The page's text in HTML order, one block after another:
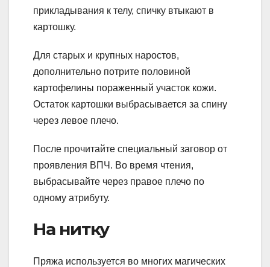
прикладывания к телу, спичку втыкают в
картошку.
Для старых и крупных наростов,
дополнительно потрите половиной
картофелины пораженный участок кожи.
Остаток картошки выбрасывается за спину
через левое плечо.
После прочитайте специальный заговор от
проявления ВПЧ. Во время чтения,
выбрасывайте через правое плечо по
одному атрибуту.
На нитку
Пряжа используется во многих магических